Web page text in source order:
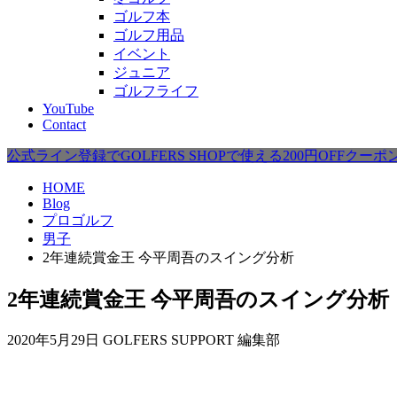
ゴルフ本
ゴルフ用品
イベント
ジュニア
ゴルフライフ
YouTube
Contact
公式ライン登録でGOLFERS SHOPで使える200円OFFクーポ
HOME
Blog
プロゴルフ
男子
2年連続賞金王 今平周吾のスイング分析
2年連続賞金王 今平周吾のスイング分析
2020年5月29日 GOLFERS SUPPORT 編集部